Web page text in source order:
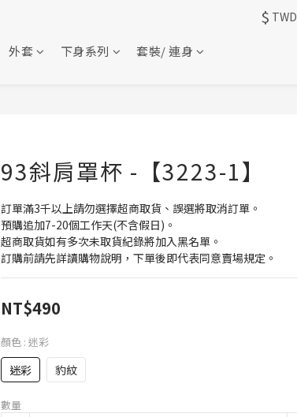
$ TWD
外套 下身系列 套裝/ 連身
93斜肩罩杯 -【3223-1】
訂單滿3千以上請勿選擇超商取貨、誤選將取消訂單。
預購追加7-20個工作天(不含假日)。
超商取貨如有多次未取貨紀錄將加入黑名單。
訂購前請先詳讀購物說明，下單後即代表同意賣場規定。
NT$490
顏色 : 迷彩
迷彩 豹紋
數量